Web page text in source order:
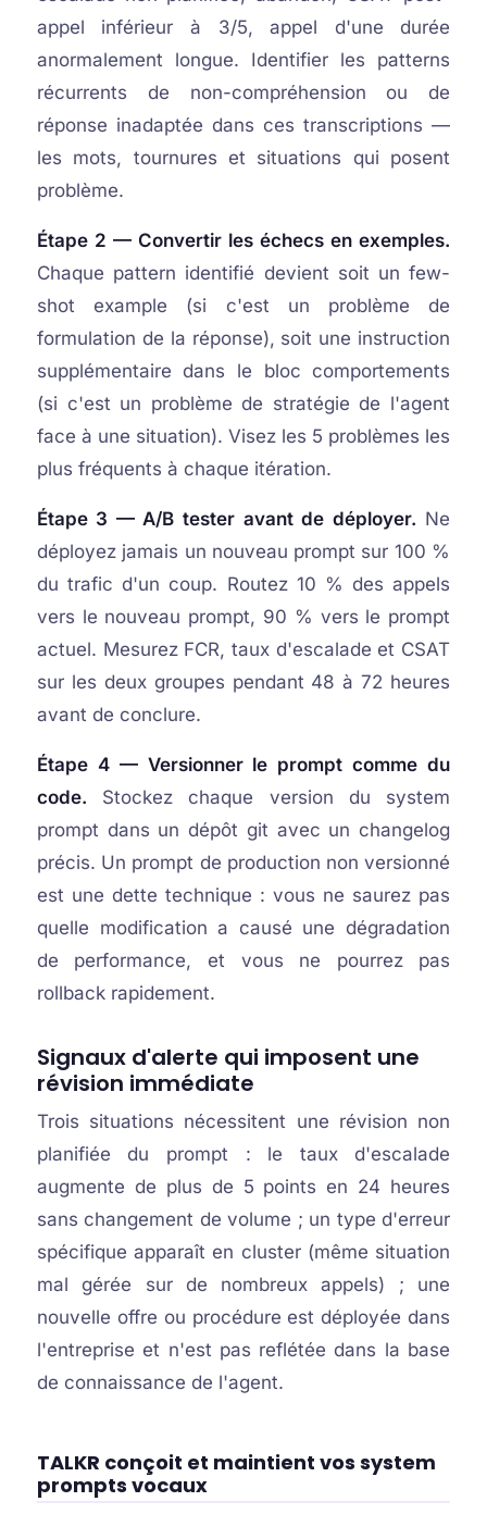
appel inférieur à 3/5, appel d'une durée
anormalement longue. Identifier les patterns
récurrents de non-compréhension ou de
réponse inadaptée dans ces transcriptions —
les mots, tournures et situations qui posent
problème.
Étape 2 — Convertir les échecs en exemples.
Chaque pattern identifié devient soit un few-
shot example (si c'est un problème de
formulation de la réponse), soit une instruction
supplémentaire dans le bloc comportements
(si c'est un problème de stratégie de l'agent
face à une situation). Visez les 5 problèmes les
plus fréquents à chaque itération.
Étape 3 — A/B tester avant de déployer. Ne
déployez jamais un nouveau prompt sur 100 %
du trafic d'un coup. Routez 10 % des appels
vers le nouveau prompt, 90 % vers le prompt
actuel. Mesurez FCR, taux d'escalade et CSAT
sur les deux groupes pendant 48 à 72 heures
avant de conclure.
Étape 4 — Versionner le prompt comme du
code. Stockez chaque version du system
prompt dans un dépôt git avec un changelog
précis. Un prompt de production non versionné
est une dette technique : vous ne saurez pas
quelle modification a causé une dégradation
de performance, et vous ne pourrez pas
rollback rapidement.
Signaux d'alerte qui imposent une
révision immédiate
Trois situations nécessitent une révision non
planifiée du prompt : le taux d'escalade
augmente de plus de 5 points en 24 heures
sans changement de volume ; un type d'erreur
spécifique apparaît en cluster (même situation
mal gérée sur de nombreux appels) ; une
nouvelle offre ou procédure est déployée dans
l'entreprise et n'est pas reflétée dans la base
de connaissance de l'agent.
TALKR conçoit et maintient vos system
prompts vocaux